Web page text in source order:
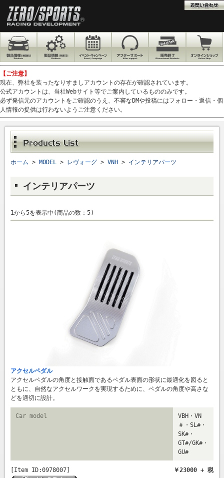
【ご注意】
現在、弊社を装ったなりすましアカウントの存在が確認されています。
公式アカウントは、当社Webサイト等でご案内しているもののみです。
必ず発信元のアカウントをご確認のうえ、不審なDMや投稿にはフォロー・返信・個
人情報の提供は行わないようご注意ください。
ホーム > MODEL> レヴォーグ> VNH> インテリアパーツ
インテリアパーツ
1から5を表示中(商品の数：5)
アクセルペダル
アクセルペダルの角度と接触面であるペダル表面の形状に最適化を図ると
ともに、自然なアクセルワークを実現するために、ペダルの角度や高さな
どを適切に設計。
Car model
VBH・VN
＃・SL#・
SK#・
GT#/GK#・
GU#
[Item ID:0978007] ￥23000 + 税